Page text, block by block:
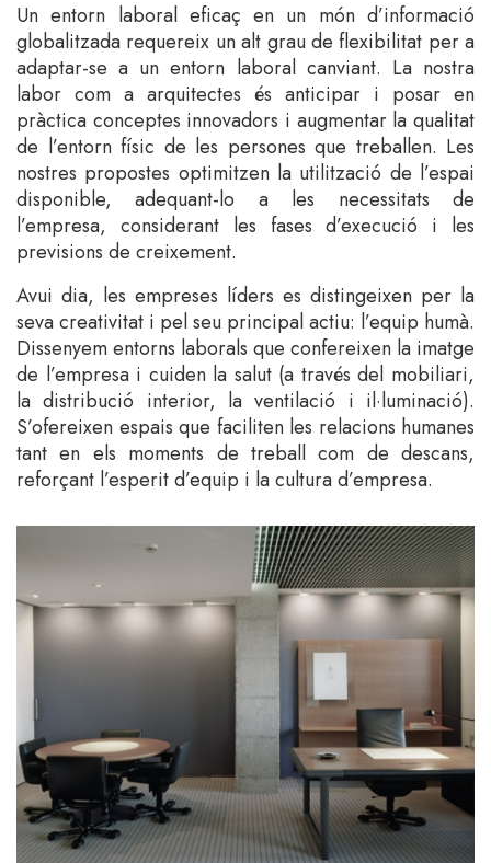
Un entorn laboral eficaç en un món d’informació
globalitzada requereix un alt grau de flexibilitat per a
adaptar-se a un entorn laboral canviant. La nostra
labor com a arquitectes és anticipar i posar en
pràctica conceptes innovadors i augmentar la qualitat
de l’entorn físic de les persones que treballen. Les
nostres propostes optimitzen la utilització de l’espai
disponible, adequant-lo a les necessitats de
l’empresa, considerant les fases d’execució i les
previsions de creixement.
Avui dia, les empreses líders es distingeixen per la
seva creativitat i pel seu principal actiu: l’equip humà.
Dissenyem entorns laborals que confereixen la imatge
de l’empresa i cuiden la salut (a través del mobiliari,
la distribució interior, la ventilació i il·luminació).
S’ofereixen espais que faciliten les relacions humanes
tant en els moments de treball com de descans,
reforçant l’esperit d’equip i la cultura d’empresa.